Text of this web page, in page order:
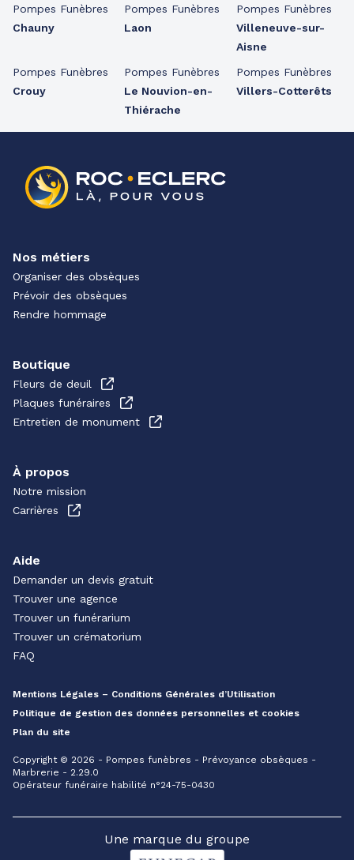
Pompes Funèbres
Chauny
Pompes Funèbres
Crouy
Pompes Funèbres
Laon
Pompes Funèbres
Le Nouvion-en-
Thiérache
Pompes Funèbres
Villeneuve-sur-
Aisne
Pompes Funèbres
Villers-Cotterêts
Nos métiers
Organiser des obsèques
Prévoir des obsèques
Rendre hommage
Boutique
Fleurs de deuil
Plaques funéraires
Entretien de monument
À propos
Notre mission
Carrières
Aide
Demander un devis gratuit
Trouver une agence
Trouver un funérarium
Trouver un crématorium
FAQ
Mentions Légales – Conditions Générales d’Utilisation
Politique de gestion des données personnelles et cookies
Plan du site
Copyright © 2026 - Pompes funèbres - Prévoyance obsèques -
Marbrerie - 2.29.0
Opérateur funéraire habilité n°24-75-0430
Une marque du groupe